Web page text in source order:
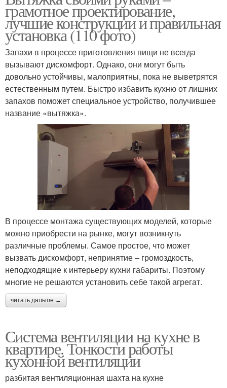
грамотное проектирование,
лучшие конструкции и правильная
установка (110 фото)
Запахи в процессе приготовления пищи не всегда
вызывают дискомфорт. Однако, они могут быть
довольно устойчивы, малоприятны, пока не выветрятся
естественным путем. Быстро избавить кухню от лишних
запахов поможет специальное устройство, получившее
название «вытяжка».
В процессе монтажа существующих моделей, которые
можно приобрести на рынке, могут возникнуть
различные проблемы. Самое простое, что может
вызвать дискомфорт, непринятие – громоздкость,
неподходящие к интерьеру кухни габариты. Поэтому
многие не решаются установить себе такой агрегат.
читать дальше →
Система вентиляции на кухне в
квартире. Тонкости работы
кухонной вентиляции
разбитая вентиляционная шахта на кухне